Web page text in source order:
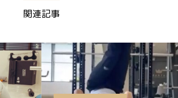
関連記事